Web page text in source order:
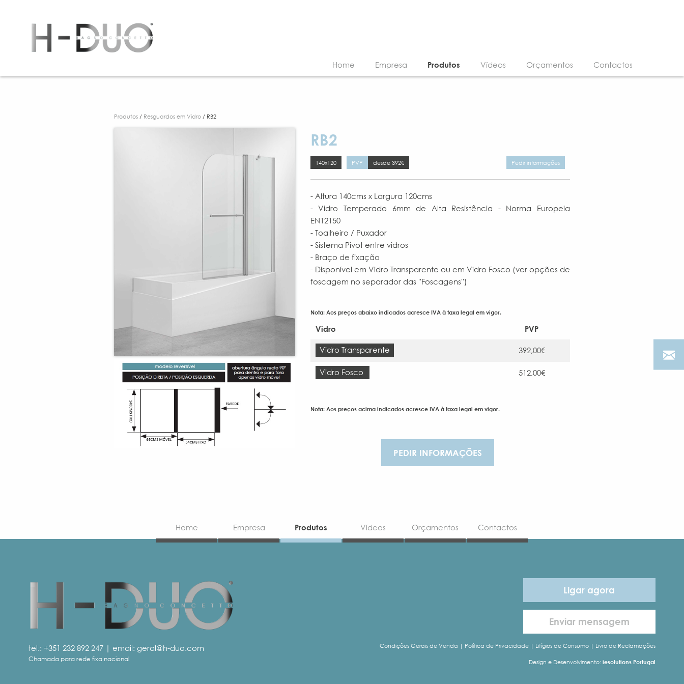
Home Empresa Produtos Vídeos Orçamentos Contactos
Produtos / Resguardos em Vidro / RB2
RB2
140x120 PVP desde 392€ Pedir informações
- Altura 140cms x Largura 120cms
- Vidro Temperado 6mm de Alta Resistência - Norma Europeia
EN12150
- Toalheiro / Puxador
- Sistema Pivot entre vidros
- Braço de fixação
- Disponível em Vidro Transparente ou em Vidro Fosco (ver opções de
foscagem no separador das ''Foscagens'')
Nota: Aos preços abaixo indicados acresce IVA à taxa legal em vigor.
Vidro PVP
Vidro Transparente 392,00€
Vidro Fosco 512,00€
Nota: Aos preços acima indicados acresce IVA à taxa legal em vigor.
PEDIR INFORMAÇÕES
Home Empresa Produtos Vídeos Orçamentos Contactos
tel.: +351 232 892 247 | email: geral@h-duo.com
Chamada para rede fixa nacional
Ligar agora
Enviar mensagem
Condições Gerais de Venda | Política de Privacidade| Litígios de Consumo| Livro de Reclamações
Design e Desenvolvimento: iesolutions Portugal